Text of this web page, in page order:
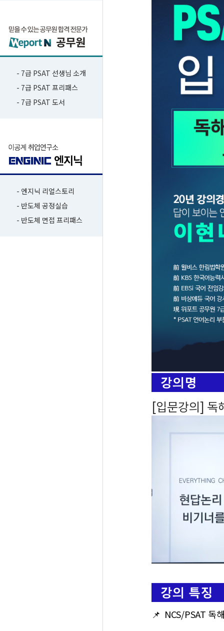
- 7급 PSAT 선생님 소개
- 7급 PSAT 프리패스
- 7급 PSAT 도서
- 엔지닉 리얼스토리
- 반도체 공정실습
- 반도체 면접 프리패스
[입문강의] 독
📌 NCS/PSAT 독